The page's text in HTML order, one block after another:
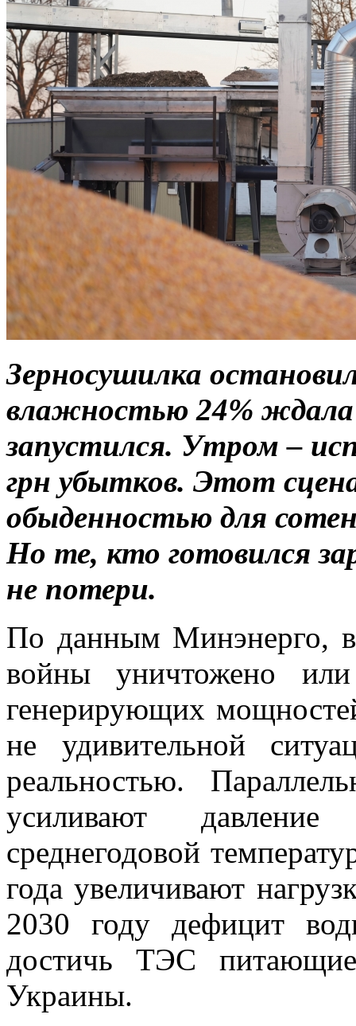
Зерносушилка
влажностью 24% ждала
запустился. Утром –
грн убытков. Этот
обыденностью для
Но те, кто готовился
не потери.
По данным Минэнерго, в
войны уничтожено
генерирующих
не удивительной
реальностью.
усиливают
среднегодовой
года увеличивают
2030 году дефицит
достичь ТЭС
Украины.